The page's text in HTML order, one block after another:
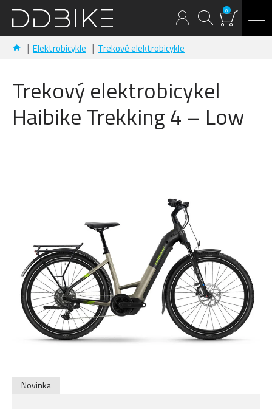
0
Elektrobicykle Trekové elektrobicykle
Trekový elektrobicykel
Haibike Trekking 4 – Low
Novinka